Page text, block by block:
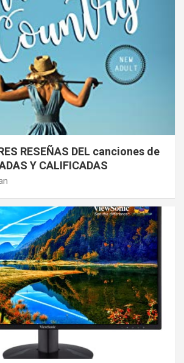
RESEÑAS DEL canciones de
Y CALIFICADAS